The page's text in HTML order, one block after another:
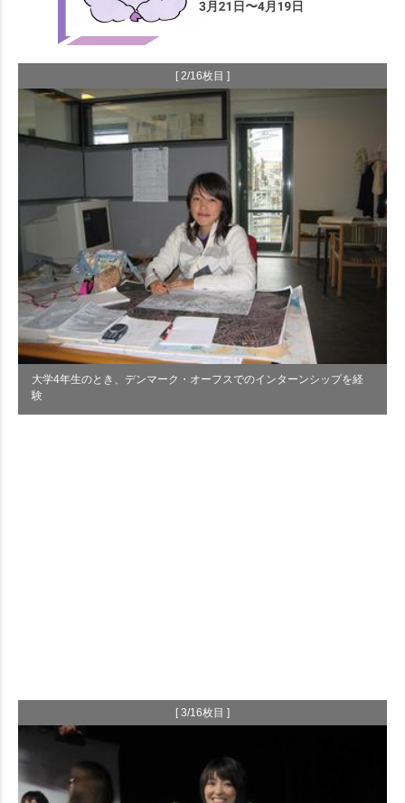
[ 2/16枚目 ]
大学4年生のとき、デンマーク・オーフスでのインターンシップを経
験
[ 3/16枚目 ]